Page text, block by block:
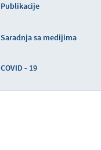
Publikacije
Saradnja sa medijima
COVID - 19